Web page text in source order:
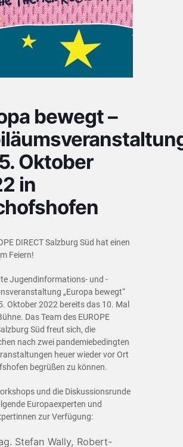
bewegt –
Oktober
in
DIRECT Salzburg Süd hat einen
Feiern!
Jugendinformations- und -
„Europa bewegt“
Oktober 2022 bereits das 10. Mal
Das Team des EUROPE
Süd freut sich, die
nach zwei pandemiebedingten
heuer wieder vor Ort
begrüßen zu können.
und die Diskussionsrunde
Europaexperten und
zur Verfügung:
Stefan Wally, Robert-